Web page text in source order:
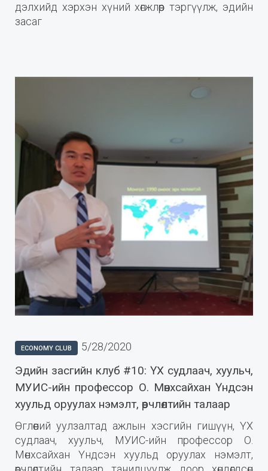
дэлхийд хэрхэн хүний хөгжлөөр тэргүүлж, эдийн
засаг
ECONOMY CLUB 5/28/2020
Эдийн засгийн клуб #10: ҮХ судлаач, хуульч,
МУИС-ийн профессор О. Мөнхсайхан Үндсэн
хуульд оруулах нэмэлт, өөрчлөлтийн талаар
Өглөөний уулзалтад ажлын хэсгийн гишүүн, ҮХ
судлаач, хуульч, МУИС-ийн профессор О.
Мөнхсайхан Үндсэн хуульд оруулах нэмэлт,